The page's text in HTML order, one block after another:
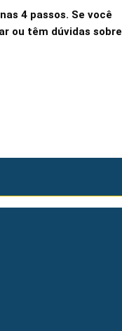
4 passos. Se você
ou têm dúvidas sobre